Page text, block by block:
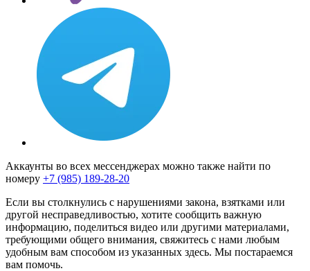
Аккаунты во всех мессенджерах можно также найти по
номеру +7 (985) 189-28-20
Если вы столкнулись с нарушениями закона, взятками или
другой несправедливостью, хотите сообщить важную
информацию, поделиться видео или другими материалами,
требующими общего внимания, свяжитесь с нами любым
удобным вам способом из указанных здесь. Мы постараемся
вам помочь.